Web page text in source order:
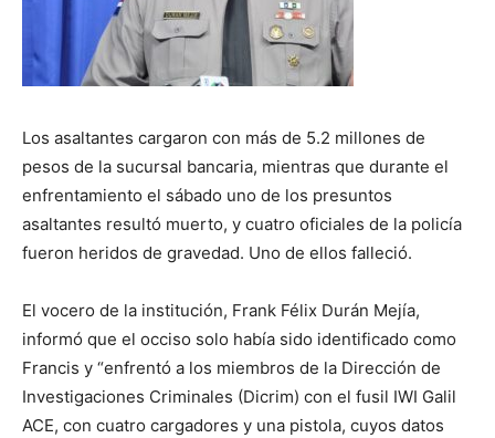
Los asaltantes cargaron con más de 5.2 millones de
pesos de la sucursal bancaria, mientras que durante el
enfrentamiento el sábado uno de los presuntos
asaltantes resultó muerto, y cuatro oficiales de la policía
fueron heridos de gravedad. Uno de ellos falleció.
El vocero de la institución, Frank Félix Durán Mejía,
informó que el occiso solo había sido identificado como
Francis y “enfrentó a los miembros de la Dirección de
Investigaciones Criminales (Dicrim) con el fusil IWI Galil
ACE, con cuatro cargadores y una pistola, cuyos datos